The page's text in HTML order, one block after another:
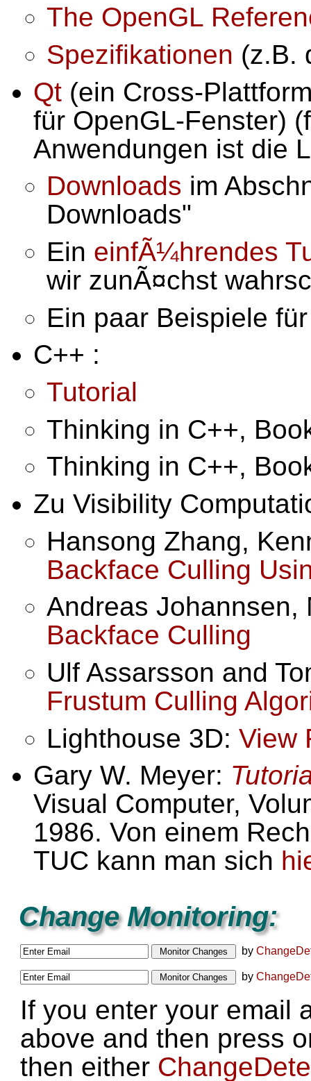
The OpenGL
Spezifikationen (z.B.
Qt (ein Cross-
für OpenGL-Fenster)
Anwendungen ist die
Downloads im
Downloads"
Ein einfÃ¼hrendes
wir zunÃ¤chst
Ein paar Beispiele
C++ :
Tutorial
Thinking in C++,
Thinking in C++,
Zu Visibility
Hansong Zhang,
Backface Culling
Andreas
Backface Culling
Ulf Assarsson and
Frustum Culling
Lighthouse 3D:View
Gary W. Meyer:
Visual Computer,
1986. Von einem
TUC kann man sich
Change Monitoring:
by
by
If you enter your email
above and then press
then either